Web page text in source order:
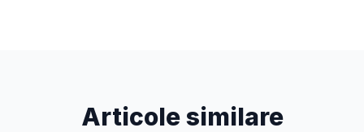
Articole similare